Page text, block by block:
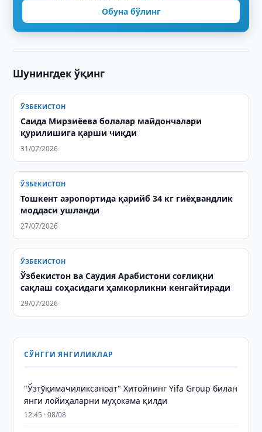
Обуна бўлинг
Шунингдек ўқинг
ЎЗБЕКИСТОН
Саида Мирзиёева болалар майдончалари
қурилишига қарши чиқди
31/07/2026
ЎЗБЕКИСТОН
Тошкент аэропортида қарийб 34 кг гиёҳвандлик
моддаси ушланди
27/07/2026
ЎЗБЕКИСТОН
Ўзбекистон ва Саудия Арабистони соғлиқни
сақлаш соҳасидаги ҳамкорликни кенгайтиради
29/07/2026
СЎНГГИ ЯНГИЛИКЛАР
"Ўзтўқимачиликсаноат" Хитойнинг Yifa Group билан
янги лойиҳаларни муҳокама қилди
12:45 · 08/08